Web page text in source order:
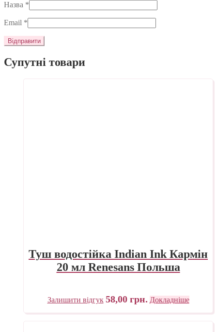
Назва *
Email *
Супутні товари
Туш водостійка Indian Ink Кармін
20 мл Renesans Польша
Залишити відгук 58,00 грн. Докладніше